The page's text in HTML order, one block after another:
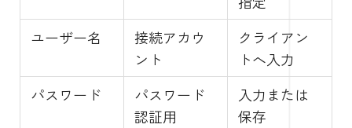
ユーザー名
接続アカウ
ント
クライアン
トへ入力
パスワード
パスワード
認証用
入力または
保存